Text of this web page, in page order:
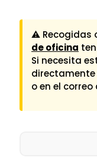
⚠ Recogidas
de oficina
Si necesita
directamente
o en el correo